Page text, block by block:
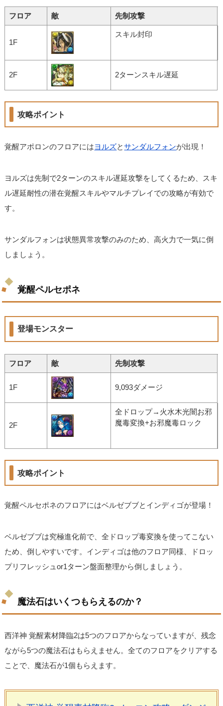
フロア 敵 先制攻撃
1F
スキル封印
2F 2ターンスキル遅延
攻略ポイント
覚醒アポロンのフロアにはヨルズとサンダルフォンが出現！
ヨルズは先制で2ターンのスキル遅延攻撃をしてくるため、スキ
ル遅延耐性の潜在覚醒スキルやマルチプレイでの攻略が有効で
す。
サンダルフォンは状態異常攻撃のみのため、高火力で一気に倒
しましょう。
覚醒ペルセポネ
登場モンスター
フロア 敵 先制攻撃
1F 9,093ダメージ
2F
全ドロップ→火水木光闇お邪
魔毒変換+お邪魔毒ロック
攻略ポイント
覚醒ペルセポネのフロアにはベルゼブブとインディゴが登場！
ベルゼブブは究極進化前で、全ドロップ毒変換を使ってこない
ため、倒しやすいです。インディゴは他のフロア同様、ドロッ
プリフレッシュor1ターン盤面整理から倒しましょう。
魔法石はいくつもらえるのか？
西洋神 覚醒素材降臨2は5つのフロアからなっていますが、残念
ながら5つの魔法石はもらえません。全てのフロアをクリアする
ことで、魔法石が1個もらえます。